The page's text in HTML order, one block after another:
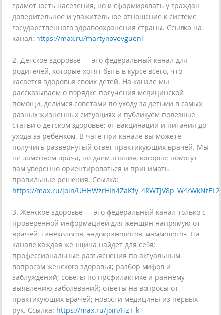
грамотность населения, но и сформировать у граждан
доверительное и уважительное отношение к системе
государственного здравоохранения страны. Ссылка на
канал: https://max.ru/martynovevgueni
2. Детское здоровье — это федеральный канал для
родителей, которые хотят быть в курсе всего, что
касается здоровья своих детей. На канале мы
рассказываем о порядке получения медицинской
помощи, делимся советами по уходу за детьми в самых
разных жизненных ситуациях и публикуем полезные
статьи о детском здоровье: от вакцинации и питания до
ухода за ребенком. В чате при канале вы можете
получить развернутый ответ практикующих врачей. Мы
не заменяем врача, но даем знания, которые помогут
вам уверенно ориентироваться и принимать
правильные решения. Ссылка:
https://max.ru/join/
3. Женское здоровье — это федеральный канал только с
проверенной информацией для женщин напрямую от
врачей: гинекологов, эндокринологов, маммологов. На
канале каждая женщина найдет для себя:
профессиональные разъяснения по актуальным
вопросам женского здоровья; разбор мифов и
заблуждений; советы по профилактике и раннему
выявлению заболеваний; ответы на вопросы от
практикующих врачей; новости медицины из первых
рук. Ссылка: https://max.ru/join/HzT-k-